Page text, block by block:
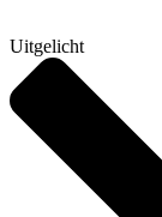
Uitgelicht